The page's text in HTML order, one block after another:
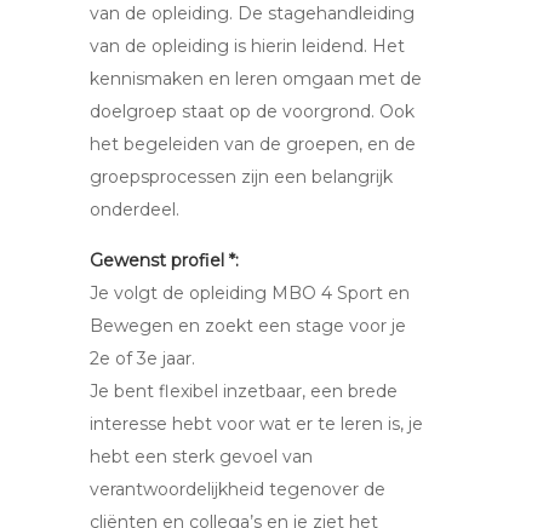
van de opleiding. De stagehandleiding
van de opleiding is hierin leidend. Het
kennismaken en leren omgaan met de
doelgroep staat op de voorgrond. Ook
het begeleiden van de groepen, en de
groepsprocessen zijn een belangrijk
onderdeel.
Gewenst profiel *:
Je volgt de opleiding MBO 4 Sport en
Bewegen en zoekt een stage voor je
2e of 3e jaar.
Je bent flexibel inzetbaar, een brede
interesse hebt voor wat er te leren is, je
hebt een sterk gevoel van
verantwoordelijkheid tegenover de
cliënten en collega’s en je ziet het